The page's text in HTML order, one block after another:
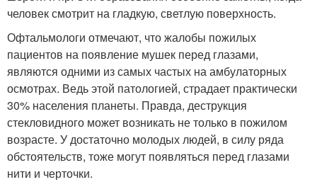
человек смотрит на гладкую, светлую поверхность.
Офтальмологи отмечают, что жалобы пожилых
пациентов на появление мушек перед глазами,
являются одними из самых частых на амбулаторных
осмотрах. Ведь этой патологией, страдает практически
30% населения планеты. Правда, деструкция
стекловидного может возникать не только в пожилом
возрасте. У достаточно молодых людей, в силу ряда
обстоятельств, тоже могут появляться перед глазами
нити и черточки.